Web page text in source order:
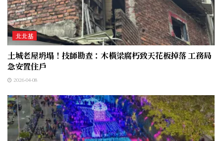
北北基
土城老屋坍塌！技師勘查：木橫梁腐朽致天花板掉落 工務局
急安置住戶
2026-04-08